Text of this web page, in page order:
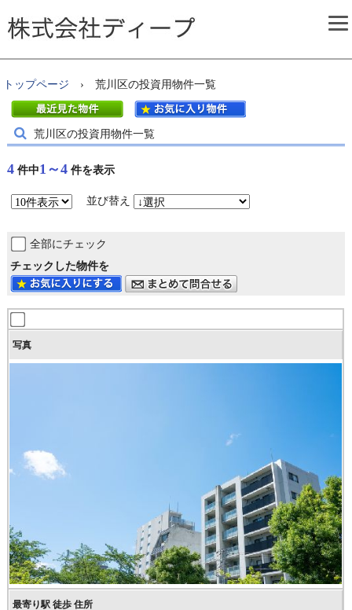
トップページ › 荒川区の投資用物件一覧
荒川区の投資用物件一覧
4 件中1～4 件を表示
並び替え
全部にチェック
チェックした物件を